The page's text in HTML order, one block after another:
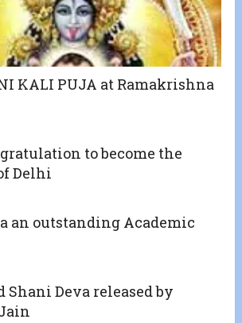
KALI PUJA at Ramakrishna
to become the
Delhi
an outstanding Academic
Shani Deva released by